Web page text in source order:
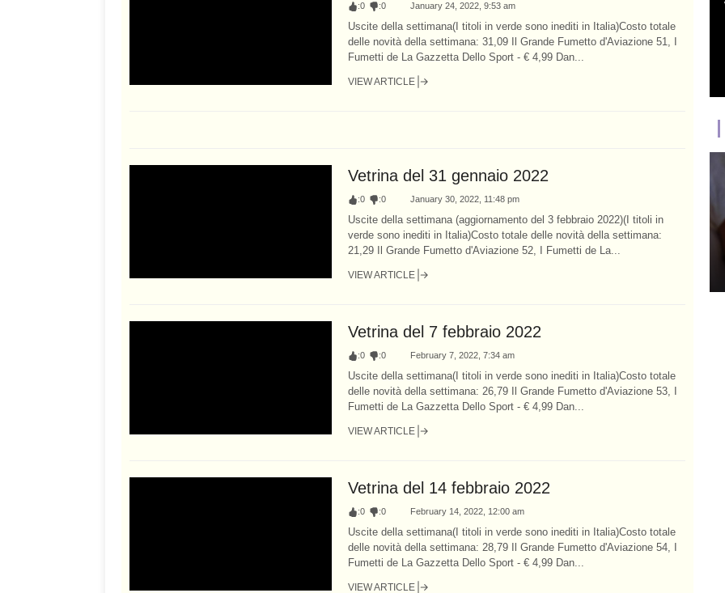
:0 :0 January 24, 2022, 9:53 am
Uscite della settimana(I titoli in verde sono inediti in Italia)Costo totale
delle novità della settimana: 31,09 Il Grande Fumetto d'Aviazione 51, I
Fumetti de La Gazzetta Dello Sport - € 4,99 Dan...
VIEW ARTICLE
Vetrina del 31 gennaio 2022
:0 :0 January 30, 2022, 11:48 pm
Uscite della settimana (aggiornamento del 3 febbraio 2022)(I titoli in
verde sono inediti in Italia)Costo totale delle novità della settimana:
21,29 Il Grande Fumetto d'Aviazione 52, I Fumetti de La...
VIEW ARTICLE
Vetrina del 7 febbraio 2022
:0 :0 February 7, 2022, 7:34 am
Uscite della settimana(I titoli in verde sono inediti in Italia)Costo totale
delle novità della settimana: 26,79 Il Grande Fumetto d'Aviazione 53, I
Fumetti de La Gazzetta Dello Sport - € 4,99 Dan...
VIEW ARTICLE
Vetrina del 14 febbraio 2022
:0 :0 February 14, 2022, 12:00 am
Uscite della settimana(I titoli in verde sono inediti in Italia)Costo totale
delle novità della settimana: 28,79 Il Grande Fumetto d'Aviazione 54, I
Fumetti de La Gazzetta Dello Sport - € 4,99 Dan...
VIEW ARTICLE